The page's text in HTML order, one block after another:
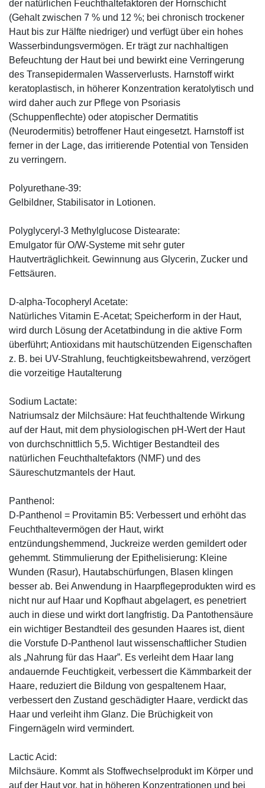
der natürlichen Feuchthaltefaktoren der Hornschicht
(Gehalt zwischen 7 % und 12 %; bei chronisch trockener
Haut bis zur Hälfte niedriger) und verfügt über ein hohes
Wasserbindungsvermögen. Er trägt zur nachhaltigen
Befeuchtung der Haut bei und bewirkt eine Verringerung
des Transepidermalen Wasserverlusts. Harnstoff wirkt
keratoplastisch, in höherer Konzentration keratolytisch und
wird daher auch zur Pflege von Psoriasis
(Schuppenflechte) oder atopischer Dermatitis
(Neurodermitis) betroffener Haut eingesetzt. Harnstoff ist
ferner in der Lage, das irritierende Potential von Tensiden
zu verringern.
Polyurethane-39:
Gelbildner, Stabilisator in Lotionen.
Polyglyceryl-3 Methylglucose Distearate:
Emulgator für O/W-Systeme mit sehr guter
Hautverträglichkeit. Gewinnung aus Glycerin, Zucker und
Fettsäuren.
D-alpha-Tocopheryl Acetate:
Natürliches Vitamin E-Acetat; Speicherform in der Haut,
wird durch Lösung der Acetatbindung in die aktive Form
überführt; Antioxidans mit hautschützenden Eigenschaften
z. B. bei UV-Strahlung, feuchtigkeitsbewahrend, verzögert
die vorzeitige Hautalterung
Sodium Lactate:
Natriumsalz der Milchsäure: Hat feuchthaltende Wirkung
auf der Haut, mit dem physiologischen pH-Wert der Haut
von durchschnittlich 5,5. Wichtiger Bestandteil des
natürlichen Feuchthaltefaktors (NMF) und des
Säureschutzmantels der Haut.
Panthenol:
D-Panthenol = Provitamin B5: Verbessert und erhöht das
Feuchthaltevermögen der Haut, wirkt
entzündungshemmend, Juckreize werden gemildert oder
gehemmt. Stimmulierung der Epithelisierung: Kleine
Wunden (Rasur), Hautabschürfungen, Blasen klingen
besser ab. Bei Anwendung in Haarpflegeprodukten wird es
nicht nur auf Haar und Kopfhaut abgelagert, es penetriert
auch in diese und wirkt dort langfristig. Da Pantothensäure
ein wichtiger Bestandteil des gesunden Haares ist, dient
die Vorstufe D-Panthenol laut wissenschaftlicher Studien
als „Nahrung für das Haar”. Es verleiht dem Haar lang
andauernde Feuchtigkeit, verbessert die Kämmbarkeit der
Haare, reduziert die Bildung von gespaltenem Haar,
verbessert den Zustand geschädigter Haare, verdickt das
Haar und verleiht ihm Glanz. Die Brüchigkeit von
Fingernägeln wird vermindert.
Lactic Acid:
Milchsäure. Kommt als Stoffwechselprodukt im Körper und
auf der Haut vor, hat in höheren Konzentrationen und bei